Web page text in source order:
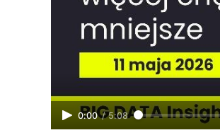
0:00 / 5:08